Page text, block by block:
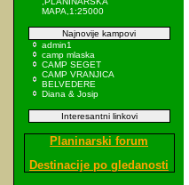
MAPA,1:25000
Najnovije kampovi
admin1
camp mlaska
CAMP SEGET
CAMP VRANJICA
BELVEDERE
Diana & Josip
Interesantni linkovi
Planinarski forum
Destinacije po gledanosti